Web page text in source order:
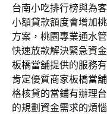
台南小吃排行榜與為
小額貸款額度會增加
方案，桃園專業通水
快速放款解決緊急資
板橋當舖提供的服務
肯定優質商家板橋當舖
格核貸的當鋪有辦理
的規劃資金需求的煩